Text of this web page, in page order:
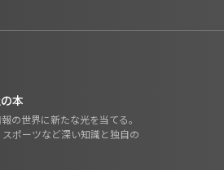
本
の世界に新たな光を当てる。
ポーツなど深い知識と独自の